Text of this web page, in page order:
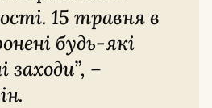
15 травня в
будь-які
заходи”, –